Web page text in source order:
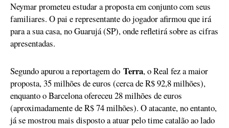
Neymar prometeu estudar a proposta em conjunto com seus
familiares. O pai e representante do jogador afirmou que irá
para a sua casa, no Guarujá (SP), onde refletirá sobre as cifras
apresentadas.
Segundo apurou a reportagem do Terra, o Real fez a maior
proposta, 35 milhões de euros (cerca de R$ 92,8 milhões),
enquanto o Barcelona ofereceu 28 milhões de euros
(aproximadamente de R$ 74 milhões). O atacante, no entanto,
já se mostrou mais disposto a atuar pelo time catalão ao lado